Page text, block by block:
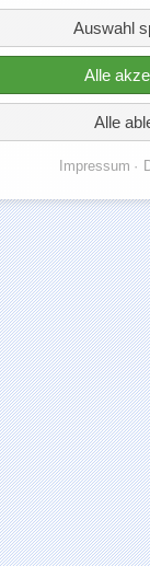
Auswahl
Alle
Alle
Impressum